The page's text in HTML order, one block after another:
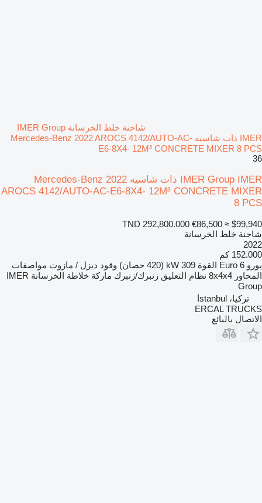
شاحنة خلط الخرسانة IMER Group
IMER ذات شاسيه Mercedes-Benz 2022 AROCS 4142/AUTO-AC-
E6-8X4- 12M³ CONCRETE MIXER 8 PCS
36
IMER Group IMER ذات شاسيه Mercedes-Benz 2022
AROCS 4142/AUTO-AC-E6-8X4- 12M³ CONCRETE MIXER
8 PCS
TND 292,800.000 €86,500 ≈ $99,940
شاحنة خلط الخرسانة
2022
152.000 كم
يورو Euro 6 القوة 309 kW (420 حصان) وقود ديزل / مازوت مواصفات
المحاور 8x4x4 نظام التعليق زنبرك/زنبرك ماركة خلاطة الخرسانة IMER
Group
تركيا، İstanbul
ERCAL TRUCKS
الاتصال بالبائع